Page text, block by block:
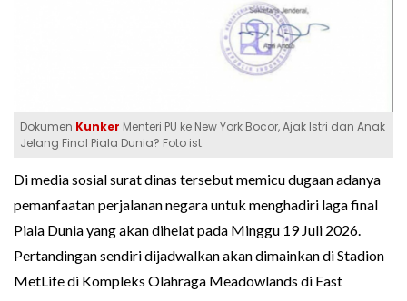
Dokumen Kunker Menteri PU ke New York Bocor, Ajak Istri dan Anak
Jelang Final Piala Dunia? Foto ist.
Di media sosial surat dinas tersebut memicu dugaan adanya
pemanfaatan perjalanan negara untuk menghadiri laga final
Piala Dunia yang akan dihelat pada Minggu 19 Juli 2026.
Pertandingan sendiri dijadwalkan akan dimainkan di Stadion
MetLife di Kompleks Olahraga Meadowlands di East